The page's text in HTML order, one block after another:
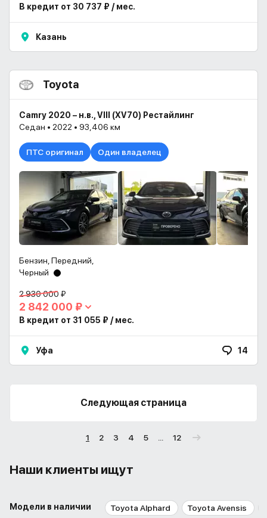
В кредит от 30 737 ₽ / мес.
Казань
Toyota
Camry 2020 – н.в., VIII (XV70) Рестайлинг
Седан • 2022 • 93,406 км
ПТС оригинал Один владелец
Бензин, Передний,
Черный
2 930 000 ₽
2 842 000 ₽
В кредит от 31 055 ₽ / мес.
Уфа 14
Следующая страница
1 2 3 4 5 12
Наши клиенты ищут
Модели в наличии Toyota Alphard Toyota Avensis